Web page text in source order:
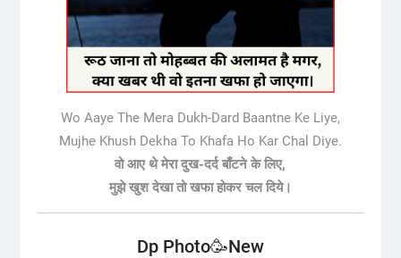
Wo Aaye The Mera Dukh-Dard Baantne Ke Liye,
Mujhe Khush Dekha To Khafa Ho Kar Chal Diye.
वो आए थे मेरा दुख-दर्द बाँटने के लिए,
मुझे खुश देखा तो खफा होकर चल दिये।
Dp Photo🥳New